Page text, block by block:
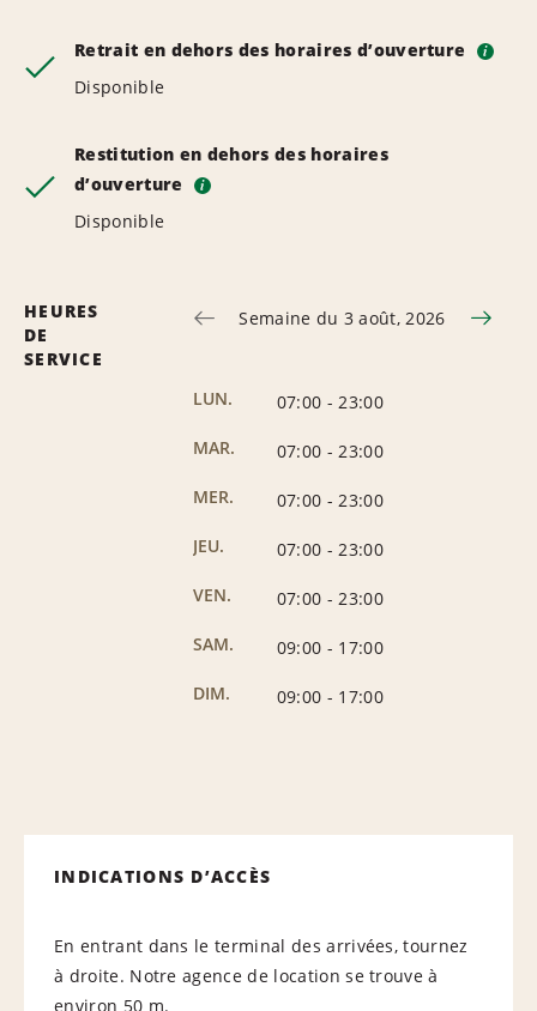
Retrait en dehors des horaires d’ouverture i
Disponible
Restitution en dehors des horaires
d’ouverture
i
Disponible
HEURES
DE
SERVICE
Semaine du 3 août, 2026
LUN. 07:00 - 23:00
MAR.
07:00 - 23:00
MER.
07:00 - 23:00
JEU.
07:00 - 23:00
VEN.
07:00 - 23:00
SAM.
09:00 - 17:00
DIM.
09:00 - 17:00
INDICATIONS D’ACCÈS
En entrant dans le terminal des arrivées, tournez
à droite. Notre agence de location se trouve à
environ 50 m.